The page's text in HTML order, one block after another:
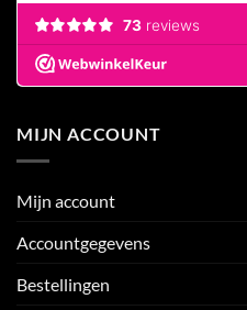
MIJN ACCOUNT
Mijn account
Accountgegevens
Bestellingen